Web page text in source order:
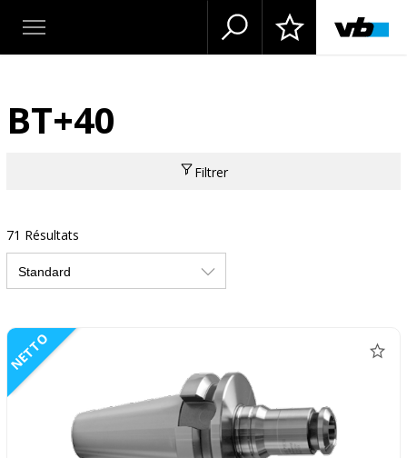
BT+40
Filtrer
71 Résultats
NETTO